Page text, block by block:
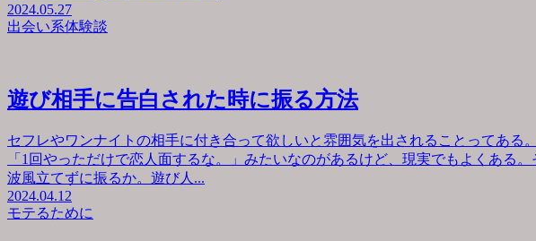
2024.05.27
出会い系体験談
遊び相手に告白された時に振る方法
セフレやワンナイトの相手に付き合って欲しいと雰囲気を出されることってある
「1回やっただけで恋人面するな。」みたいなのがあるけど、現実でもよくある
波風立てずに振るか。遊び人...
2024.04.12
モテるために